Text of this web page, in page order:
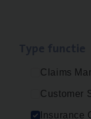
Claims
Customer
Insurance